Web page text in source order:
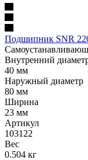
Подшипник SNR
Внутренний
40 мм
Наружный диаметр
80 мм
Ширина
23 мм
Артикул
103122
Вес
0.504 кг